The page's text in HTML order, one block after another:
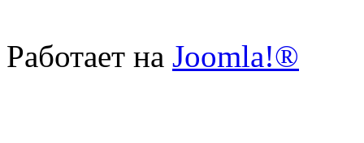
Работает на Joomla!®